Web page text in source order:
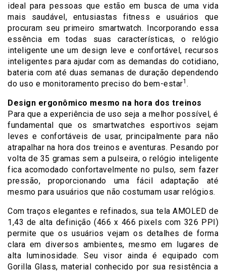
ideal para pessoas que estão em busca de uma vida
mais saudável, entusiastas fitness e usuários que
procuram seu primeiro smartwatch. Incorporando essa
essência em todas suas características, o relógio
inteligente une um design leve e confortável, recursos
inteligentes para ajudar com as demandas do cotidiano,
bateria com até duas semanas de duração dependendo
do uso e monitoramento preciso do bem-estar1 .
Design ergonômico mesmo na hora dos treinos
Para que a experiência de uso seja a melhor possível, é
fundamental que os smartwatches esportivos sejam
leves e confortáveis de usar, principalmente para não
atrapalhar na hora dos treinos e aventuras. Pesando por
volta de 35 gramas sem a pulseira, o relógio inteligente
fica acomodado confortavelmente no pulso, sem fazer
pressão, proporcionando uma fácil adaptação até
mesmo para usuários que não costumam usar relógios.
Com traços elegantes e refinados, sua tela AMOLED de
1,43 de alta definição (466 x 466 pixels com 326 PPI)
permite que os usuários vejam os detalhes de forma
clara em diversos ambientes, mesmo em lugares de
alta luminosidade. Seu visor ainda é equipado com
Gorilla Glass, material conhecido por sua resistência a